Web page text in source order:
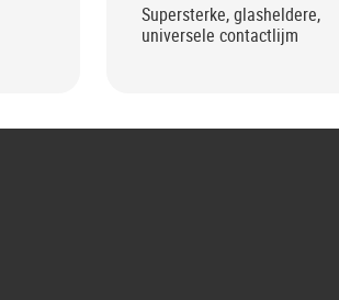
Supersterke, glasheldere,
universele contactlijm